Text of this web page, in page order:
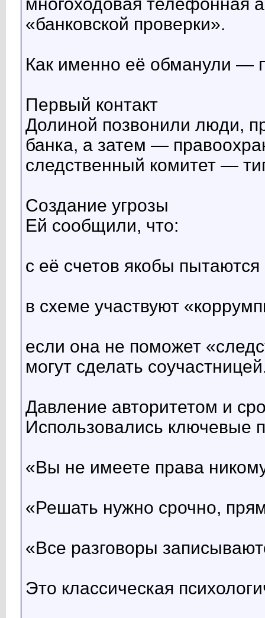
многоходовая телефонная
«банковской проверки».
Как именно её обманули —
Первый контакт
Долиной позвонили люди,
банка, а затем —
следственный комитет —
Создание угрозы
Ей сообщили, что:
с её счетов якобы
в схеме участвуют
если она не поможет
могут сделать
Давление авторитетом и
Использовались ключевые
«Вы не имеете права
«Решать нужно срочно,
«Все разговоры
Это классическая